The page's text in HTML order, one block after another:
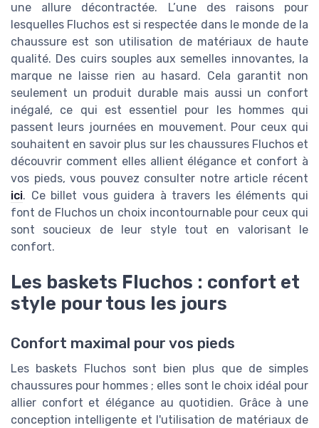
une allure décontractée. L’une des raisons pour
lesquelles Fluchos est si respectée dans le monde de la
chaussure est son utilisation de matériaux de haute
qualité. Des cuirs souples aux semelles innovantes, la
marque ne laisse rien au hasard. Cela garantit non
seulement un produit durable mais aussi un confort
inégalé, ce qui est essentiel pour les hommes qui
passent leurs journées en mouvement. Pour ceux qui
souhaitent en savoir plus sur les chaussures Fluchos et
découvrir comment elles allient élégance et confort à
vos pieds, vous pouvez consulter notre article récent
ici. Ce billet vous guidera à travers les éléments qui
font de Fluchos un choix incontournable pour ceux qui
sont soucieux de leur style tout en valorisant le
confort.
Les baskets Fluchos : confort et
style pour tous les jours
Confort maximal pour vos pieds
Les baskets Fluchos sont bien plus que de simples
chaussures pour hommes ; elles sont le choix idéal pour
allier confort et élégance au quotidien. Grâce à une
conception intelligente et l'utilisation de matériaux de